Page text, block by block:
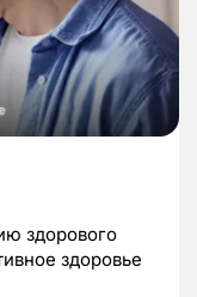
здорового
здоровье